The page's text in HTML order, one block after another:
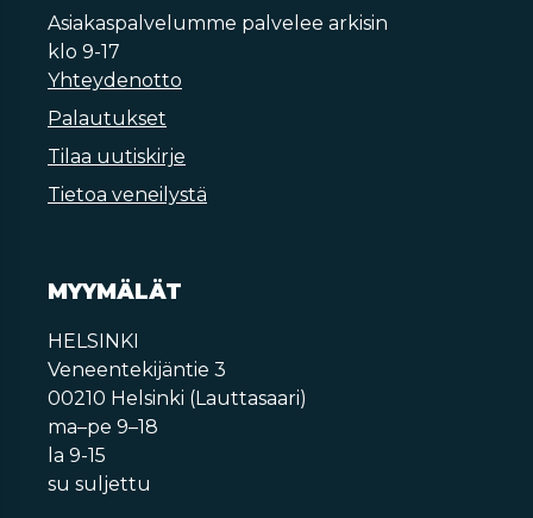
Asiakaspalvelumme palvelee arkisin
klo 9-17
Yhteydenotto
Palautukset
Tilaa uutiskirje
Tietoa veneilystä
MYYMÄLÄT
HELSINKI
Veneentekijäntie 3
00210 Helsinki (Lauttasaari)
ma–pe 9–18
la 9-15
su suljettu